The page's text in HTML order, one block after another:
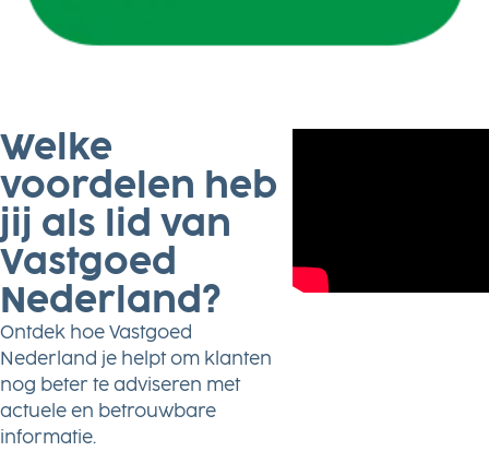
Welke
voordelen heb
jij als lid van
Vastgoed
Nederland?
Ontdek hoe Vastgoed
Nederland je helpt om klanten
nog beter te adviseren met
actuele en betrouwbare
informatie.